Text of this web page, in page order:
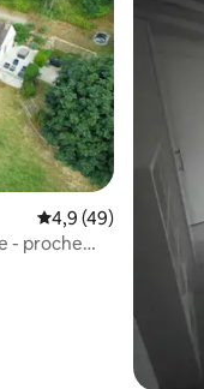
: 4,87 sur 5
Évaluation
4,9 (49)
- proche